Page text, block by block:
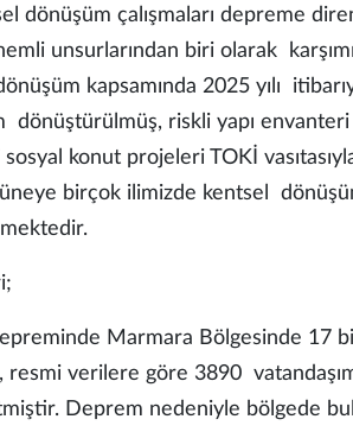
dönüşüm çalışmaları depreme
unsurlarından biri olarak
kapsamında 2025 yılı
dönüştürülmüş, riskli yapı envanteri
konut projeleri TOKİ
birçok ilimizde kentsel
Marmara Bölgesinde 17
resmi verilere göre 3890
Deprem nedeniyle bölgede